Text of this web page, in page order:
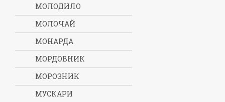
МОЛОДИЛО
МОЛОЧАЙ
МОНАРДА
МОРДОВНИК
МОРОЗНИК
МУСКАРИ